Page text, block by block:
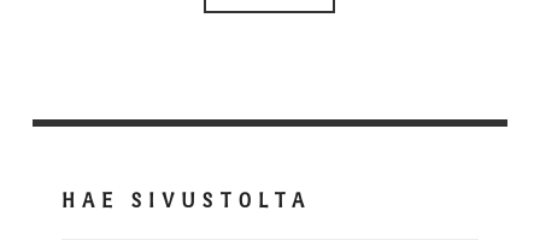
HAE SIVUSTOLTA